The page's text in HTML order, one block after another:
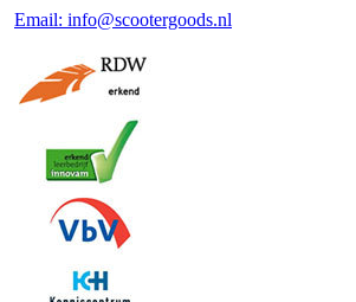
Email: info@scootergoods.nl